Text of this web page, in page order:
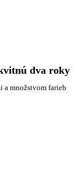
dva roky
množstvom farieb